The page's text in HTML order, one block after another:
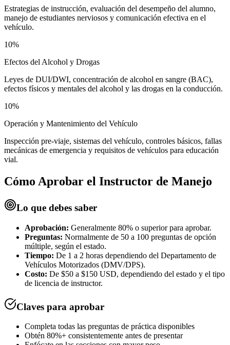
Estrategias de instrucción, evaluación del desempeño del alumno,
manejo de estudiantes nerviosos y comunicación efectiva en el
vehículo.
10%
Efectos del Alcohol y Drogas
Leyes de DUI/DWI, concentración de alcohol en sangre (BAC),
efectos físicos y mentales del alcohol y las drogas en la conducción.
10%
Operación y Mantenimiento del Vehículo
Inspección pre-viaje, sistemas del vehículo, controles básicos, fallas
mecánicas de emergencia y requisitos de vehículos para educación
vial.
Cómo Aprobar el Instructor de Manejo
Lo que debes saber
Aprobación: Generalmente 80% o superior para aprobar.
Preguntas: Normalmente de 50 a 100 preguntas de opción
múltiple, según el estado.
Tiempo: De 1 a 2 horas dependiendo del Departamento de
Vehículos Motorizados (DMV/DPS).
Costo: De $50 a $150 USD, dependiendo del estado y el tipo
de licencia de instructor.
Claves para aprobar
Completa todas las preguntas de práctica disponibles
Obtén 80%+ consistentemente antes de presentar